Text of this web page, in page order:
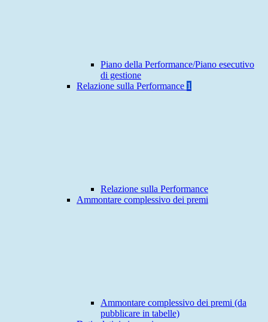
Piano della Performance/Piano esecutivo
di gestione
Relazione sulla Performance 1
Relazione sulla Performance
Ammontare complessivo dei premi
Ammontare complessivo dei premi (da
pubblicare in tabelle)